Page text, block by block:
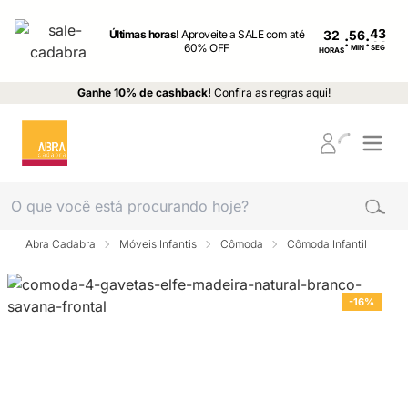
Últimas horas!Aproveite a SALE com até
60% OFF
32
HORAS: MIN : SEG
Ganhe 10% de cashback! Confira as regras aqui!
Abra Cadabra Móveis Infantis Cômoda Cômoda Infantil
-16%